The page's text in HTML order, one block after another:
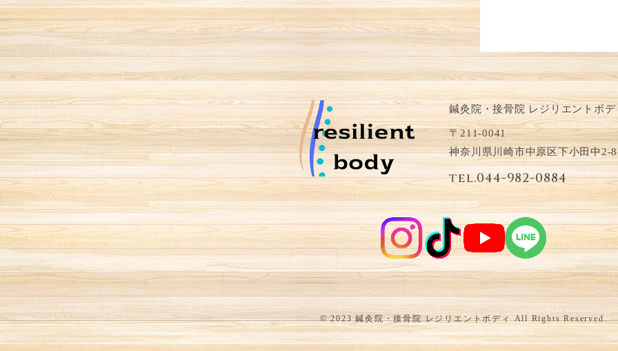
鍼灸院・接骨院 レジリエントボデ
〒211-0041
神奈川県川崎市中原区下小田中2-
tel.044-982-0884
© 2023 鍼灸院・接骨院 レジリエントボディ All Rights Reserved.